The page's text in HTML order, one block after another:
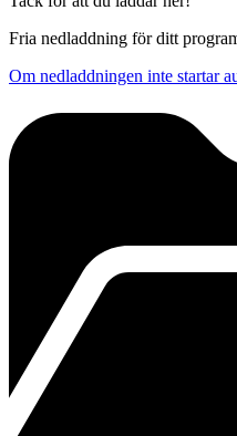
Fria nedladdning för ditt
Om nedladdningen inte startar